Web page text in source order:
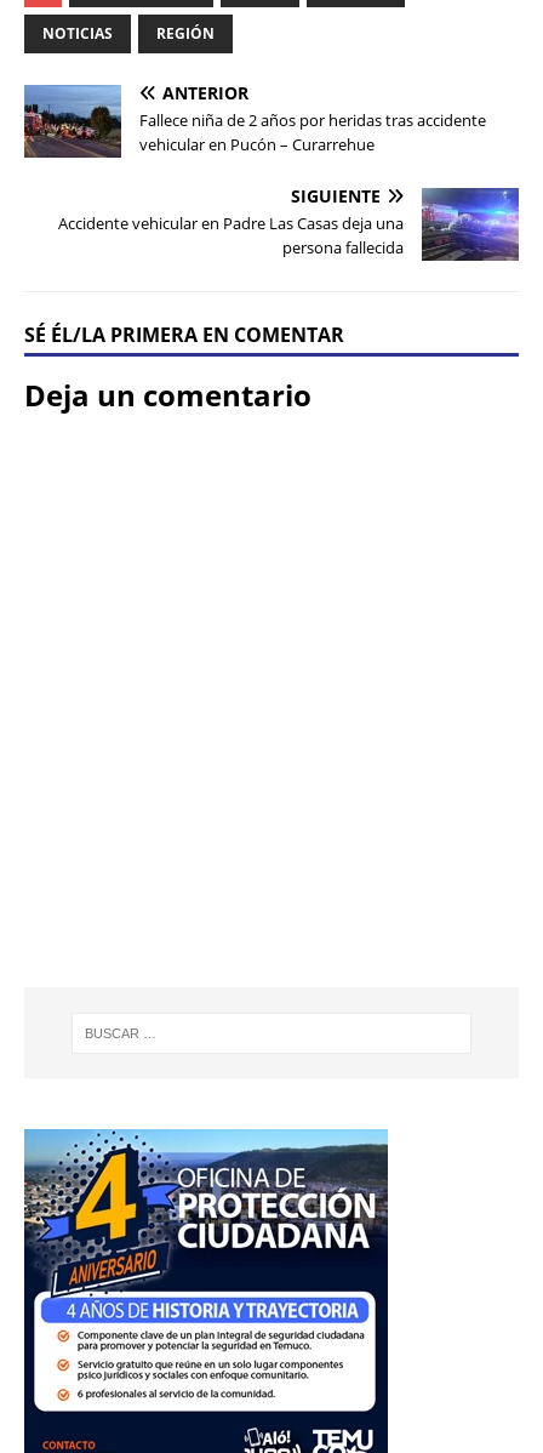
NOTICIAS REGIÓN
ANTERIOR
Fallece niña de 2 años por heridas tras accidente
vehicular en Pucón – Curarrehue
SIGUIENTE
Accidente vehicular en Padre Las Casas deja una
persona fallecida
SÉ ÉL/LA PRIMERA EN COMENTAR
Deja un comentario